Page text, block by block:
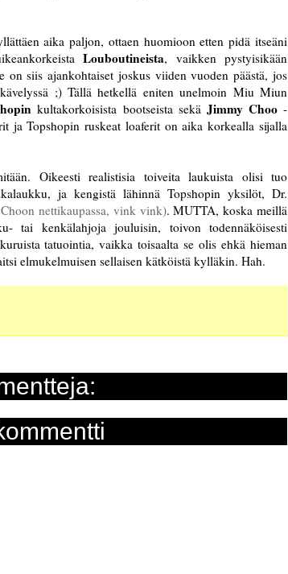
aika paljon, ottaen huomioon etten pidä itseäni
Louboutineista, vaikken pystyisikään
on siis ajankohtaiset joskus viiden vuoden päästä, jos
;) Tällä hetkellä eniten unelmoin Miu Miun
kultakorkoisista bootseista sekä Jimmy Choo-
ja Topshopin ruskeat loaferit on aika korkealla sijalla
Oikeesti realistisia toiveita laukuista olisi tuo
ja kengistä lähinnä Topshopin yksilöt, Dr.
nettikaupassa, vink vink). MUTTA, koska meillä
tai kenkälahjoja jouluisin, toivon todennäköisesti
tatuointia, vaikka toisaalta se olis ehkä hieman
elmukelmuisen sellaisen kätköistä kylläkin. Hah.